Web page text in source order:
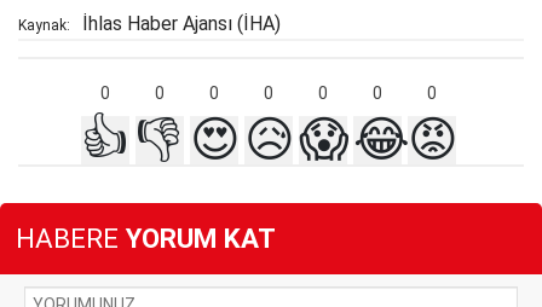
Kaynak: İhlas Haber Ajansı (İHA)
0 0 0 0 0 0 0
👍 👎 😍😥😱😂😡
HABERE YORUM KAT